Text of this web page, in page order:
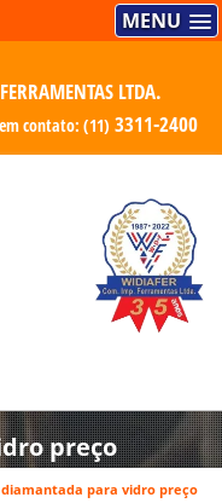
MENU
LTDA.
contato: (11) 3311-2400
preço
diamantada para vidro preço